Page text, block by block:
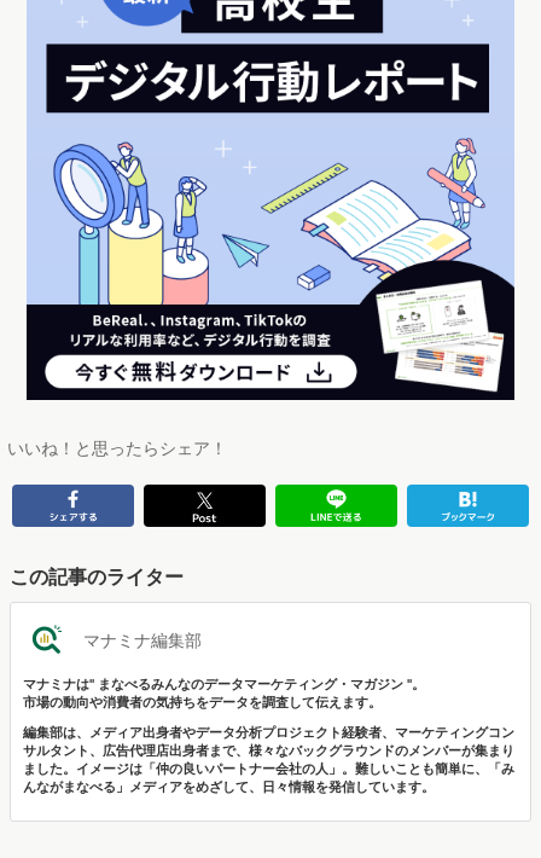
いいね！と思ったらシェア！
この記事のライター
マナミナ編集部
マナミナは" まなべるみんなのデータマーケティング・マガジン "。
市場の動向や消費者の気持ちをデータを調査して伝えます。
編集部は、メディア出身者やデータ分析プロジェクト経験者、マーケティングコン
サルタント、広告代理店出身者まで、様々なバックグラウンドのメンバーが集まり
ました。イメージは「仲の良いパートナー会社の人」。難しいことも簡単に、「み
んながまなべる」メディアをめざして、日々情報を発信しています。